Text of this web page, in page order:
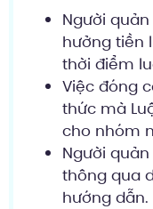
Người
hưởng tiền
thời điểm
Việc đóng
thức mà
cho nhóm
Người
thông qua
hướng dẫn.